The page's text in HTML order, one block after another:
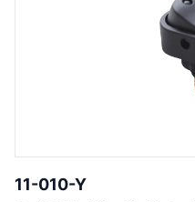
11-010-Y